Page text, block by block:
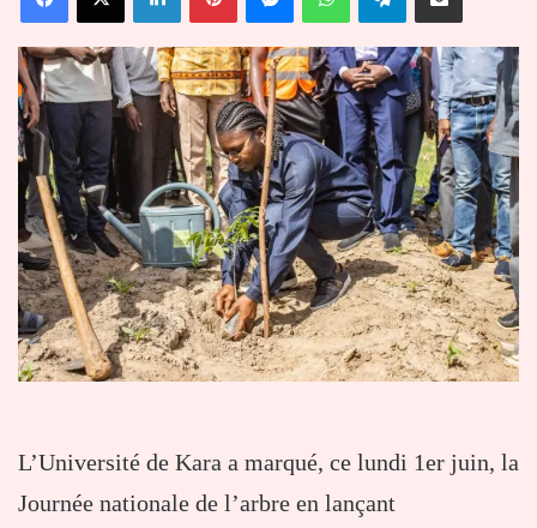
L’Université de Kara a marqué, ce lundi 1er juin, la
Journée nationale de l’arbre en lançant